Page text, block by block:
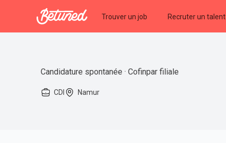
Betuned Trouver un job Recruter un talent
Candidature spontanée · Cofinpar filiale
CDI Namur